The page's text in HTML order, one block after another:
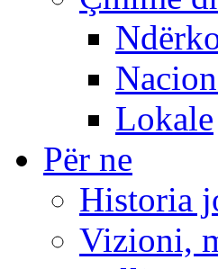
Lokale
Për ne
Historia
Vizioni,